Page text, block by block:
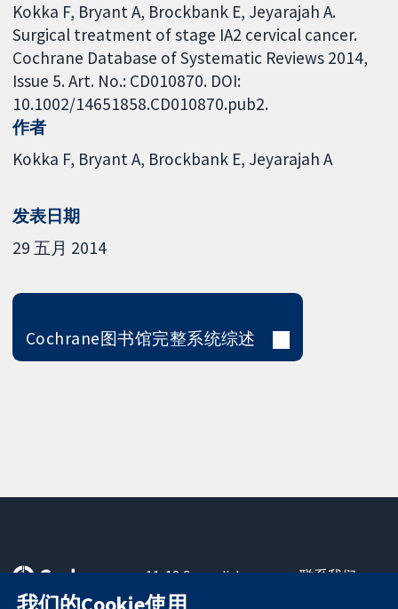
Kokka F, Bryant A, Brockbank E, Jeyarajah A.
Surgical treatment of stage IA2 cervical cancer.
Cochrane Database of Systematic Reviews 2014,
Issue 5. Art. No.: CD010870. DOI:
10.1002/14651858.CD010870.pub2.
作者
Kokka F Bryant A Brockbank E Jeyarajah A
发表日期
29 五月 2014
Cochrane图书馆完整系统综述
11-13 Cavendish
Square
联系我们